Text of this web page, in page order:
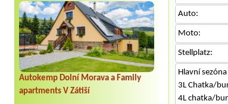
Autokemp Dolní Morava a Family
apartments V Zátiší
Auto:
Moto:
Stellplatz:
Hlavní
3L Chatka/
4L chatka/